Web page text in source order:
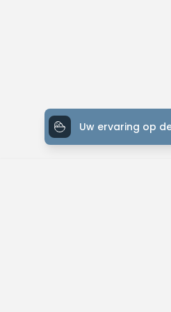
Uw ervaring op